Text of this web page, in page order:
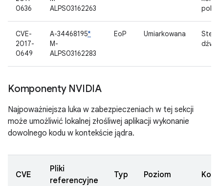
0636
ALPS03162263
CVE-
2017-
0649
A-34468195*
M-
ALPS03162283
EoP Umiarkowana
Komponenty NVIDIA
Najpoważniejsza luka w zabezpieczeniach w tej sekcji
może umożliwić lokalnej złośliwej aplikacji wykonanie
dowolnego kodu w kontekście jądra.
CVE
Pliki
referencyjne
Typ Poziom